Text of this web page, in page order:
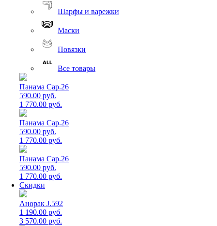
Шарфы и варежки
Маски
Повязки
Все товары
Панама Cap.26
590.00 руб.
1 770.00 руб.
Панама Cap.26
590.00 руб.
1 770.00 руб.
Панама Cap.26
590.00 руб.
1 770.00 руб.
Скидки
Анорак J.592
1 190.00 руб.
3 570.00 руб.